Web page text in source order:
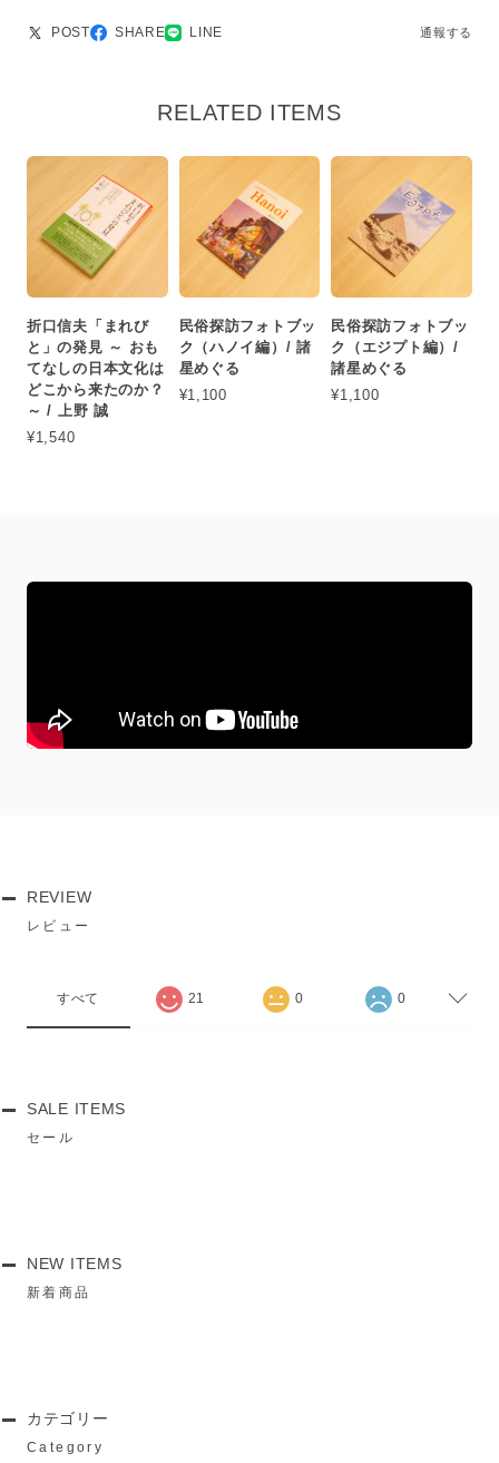
POST SHARE LINE 通報する
RELATED ITEMS
折口信夫「まれび
と」の発見 ～ おも
てなしの日本文化は
どこから来たのか？
～ / 上野 誠
¥1,540
民俗探訪フォトブッ
ク（ハノイ編）/ 諸
星めぐる
¥1,100
民俗探訪フォトブッ
ク（エジプト編）/
諸星めぐる
¥1,100
REVIEW
レビュー
すべて 21 0 0
SALE ITEMS
セール
NEW ITEMS
新着商品
カテゴリー
Category